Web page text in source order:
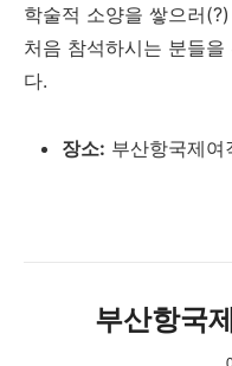
학술적 소양을 쌓으러
처음 참석하시는 분들
다.
장소: 부산항국제여